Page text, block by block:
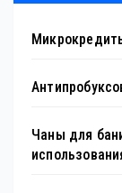
Чаны для